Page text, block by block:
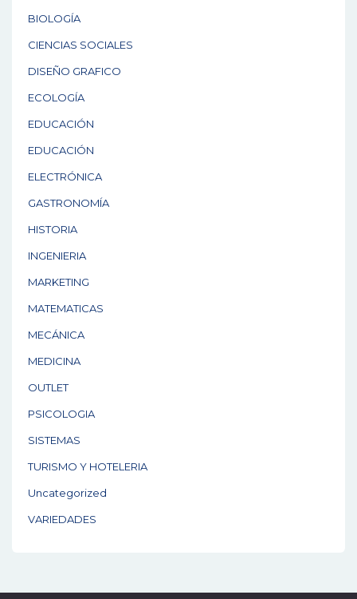
BIOLOGÍA
CIENCIAS SOCIALES
DISEÑO GRAFICO
ECOLOGÍA
EDUCACIÓN
EDUCACIÓN
ELECTRÓNICA
GASTRONOMÍA
HISTORIA
INGENIERIA
MARKETING
MATEMATICAS
MECÁNICA
MEDICINA
OUTLET
PSICOLOGIA
SISTEMAS
TURISMO Y HOTELERIA
Uncategorized
VARIEDADES